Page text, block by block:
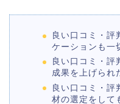
良い口コミ・
ケーションも一
良い口コミ・
成果を上げられ
良い口コミ・
材の選定をして